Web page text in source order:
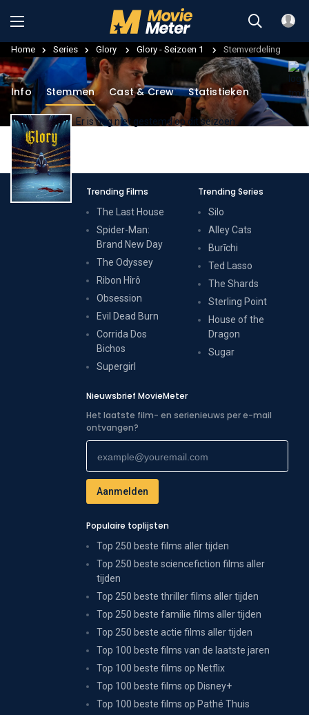
Home Series Glory Glory - Seizoen 1 Stemverdeling
Info Stemmen Cast & Crew Statistieken
Er is nog niet gestemd op dit seizoen.
Trending Films
The Last House
Spider-Man:
Brand New Day
The Odyssey
Ribon Hîrô
Obsession
Evil Dead Burn
Corrida Dos
Bichos
Supergirl
Trending Series
Silo
Alley Cats
Burīchi
Ted Lasso
The Shards
Sterling Point
House of the
Dragon
Sugar
Nieuwsbrief MovieMeter
Het laatste film- en serienieuws per e-mail
ontvangen?
Populaire toplijsten
Top 250 beste films aller tijden
Top 250 beste sciencefiction films aller
tijden
Top 250 beste thriller films aller tijden
Top 250 beste familie films aller tijden
Top 250 beste actie films aller tijden
Top 100 beste films van de laatste jaren
Top 100 beste films op Netflix
Top 100 beste films op Disney+
Top 100 beste films op Pathé Thuis